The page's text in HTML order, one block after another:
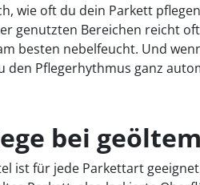
wie oft du dein Parkett
genutzten Bereichen reicht
besten nebelfeucht. Und
den Pflegerhythmus ganz
bei
ist für jede Parkettart